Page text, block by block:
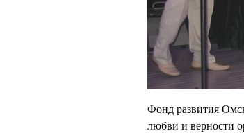
Фонд развития
любви и верности